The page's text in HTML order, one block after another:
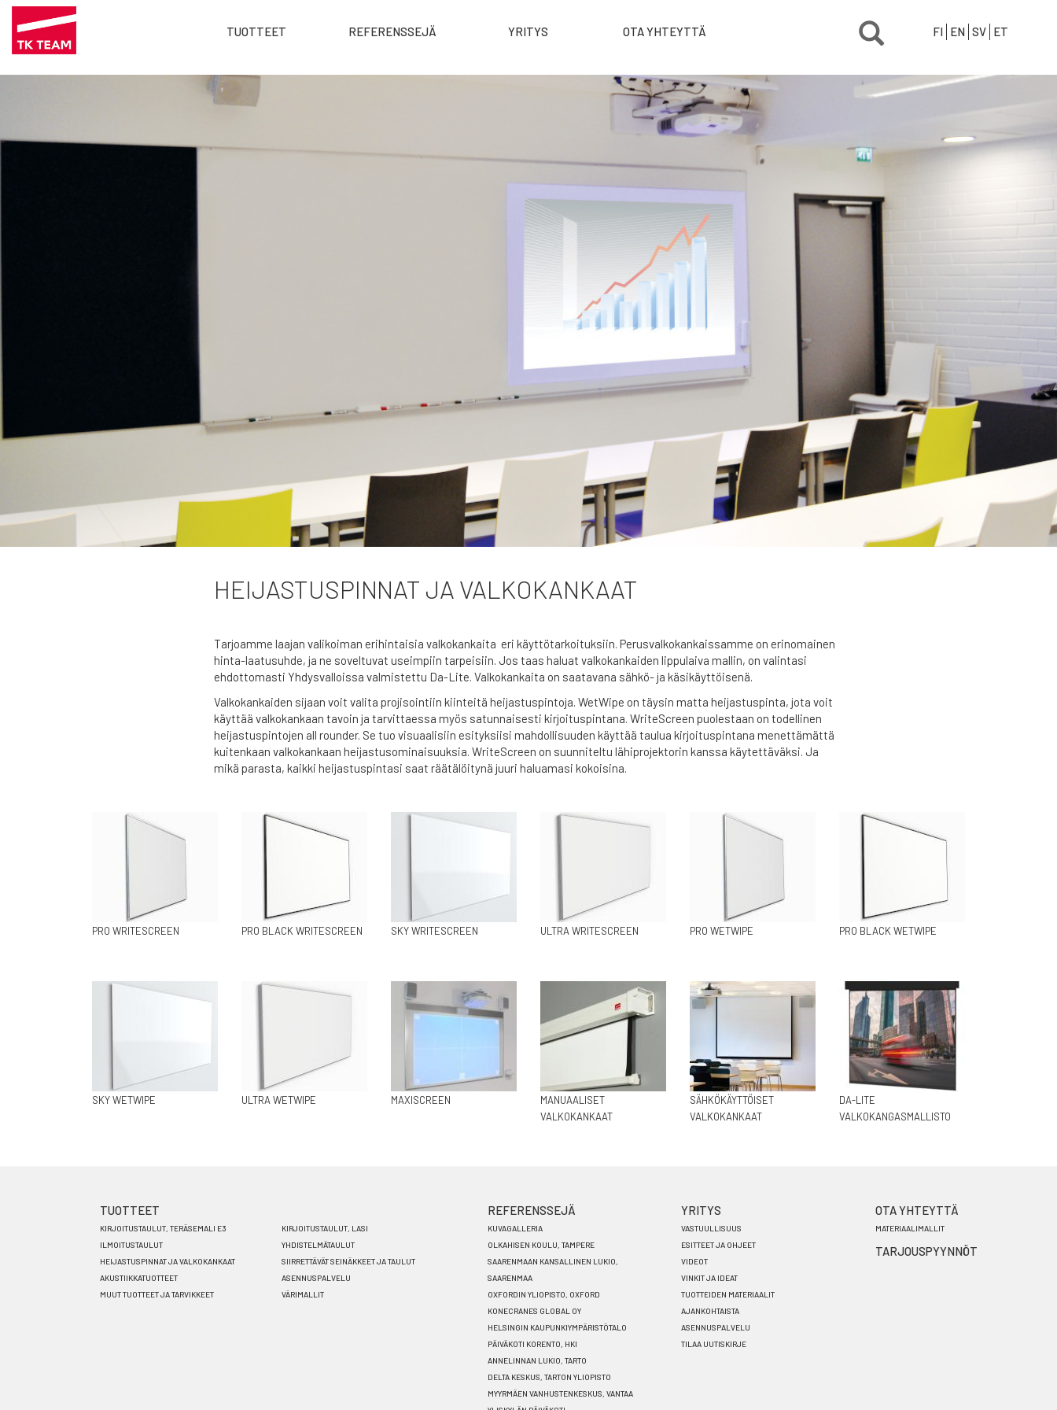
Hyppää
pääsisältöön
Main
FI
TUOTTEET REFERENSSEJÄ YRITYS OTA YHTEYTTÄ FI EN SV ET
HEIJASTUSPINNAT JA VALKOKANKAAT
Tarjoamme laajan valikoiman erihintaisia valkokankaita eri käyttötarkoituksiin. Perusvalkokankaissamme on erinomainen
hinta-laatusuhde, ja ne soveltuvat useimpiin tarpeisiin. Jos taas haluat valkokankaiden lippulaiva mallin, on valintasi
ehdottomasti Yhdysvalloissa valmistettu Da-Lite. Valkokankaita on saatavana sähkö- ja käsikäyttöisenä.
Valkokankaiden sijaan voit valita projisointiin kiinteitä heijastuspintoja. WetWipe on täysin matta heijastuspinta, jota voit
käyttää valkokankaan tavoin ja tarvittaessa myös satunnaisesti kirjoituspintana. WriteScreen puolestaan on todellinen
heijastuspintojen all rounder. Se tuo visuaalisiin esityksiisi mahdollisuuden käyttää taulua kirjoituspintana menettämättä
kuitenkaan valkokankaan heijastusominaisuuksia. WriteScreen on suunniteltu lähiprojektorin kanssa käytettäväksi. Ja
mikä parasta, kaikki heijastuspintasi saat räätälöitynä juuri haluamasi kokoisina.
PRO WRITESCREEN PRO BLACK WRITESCREEN SKY WRITESCREEN ULTRA WRITESCREEN PRO WETWIPE PRO BLACK WETWIPE
SKY WETWIPE ULTRA WETWIPE MAXISCREEN
MANUAALISET
VALKOKANKAAT
SÄHKÖKÄYTTÖISET
VALKOKANKAAT
DA-LITE
VALKOKANGASMALLISTO
Footer
menu
FI
TUOTTEET
KIRJOITUSTAULUT, TERÄSEMALI E3
KIRJOITUSTAULUT, LASI
ILMOITUSTAULUT
YHDISTELMÄTAULUT
HEIJASTUSPINNAT JA VALKOKANKAAT
SIIRRETTÄVÄT SEINÄKKEET JA TAULUT
AKUSTIIKKATUOTTEET
ASENNUSPALVELU
MUUT TUOTTEET JA TARVIKKEET
VÄRIMALLIT
REFERENSSEJÄ
KUVAGALLERIA
OLKAHISEN KOULU, TAMPERE
SAARENMAAN KANSALLINEN LUKIO,
SAARENMAA
OXFORDIN YLIOPISTO, OXFORD
KONECRANES GLOBAL OY
HELSINGIN KAUPUNKIYMPÄRISTÖTALO
PÄIVÄKOTI KORENTO, HKI
ANNELINNAN LUKIO, TARTO
DELTA KESKUS, TARTON YLIOPISTO
MYYRMÄEN VANHUSTENKESKUS, VANTAA
YRITYS
VASTUULLISUUS
ESITTEET JA OHJEET
VIDEOT
VINKIT JA IDEAT
TUOTTEIDEN MATERIAALIT
AJANKOHTAISTA
ASENNUSPALVELU
TILAA UUTISKIRJE
OTA YHTEYTTÄ
MATERIAALIMALLIT
TARJOUSPYYNNÖT